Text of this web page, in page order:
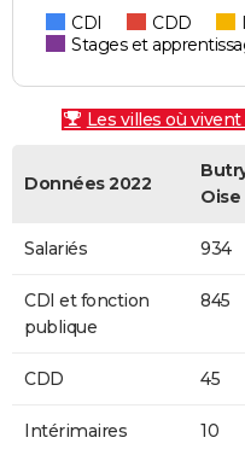
CDI CDD
Stages et
Les villes où
Données 2022
Oise
Salariés 934
CDI et fonction
publique
845
CDD 45
Intérimaires 10